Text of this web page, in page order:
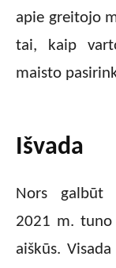
apie greitojo
tai, kaip
maisto
Išvada
Nors galbūt
2021 m. tuno
aiškūs.